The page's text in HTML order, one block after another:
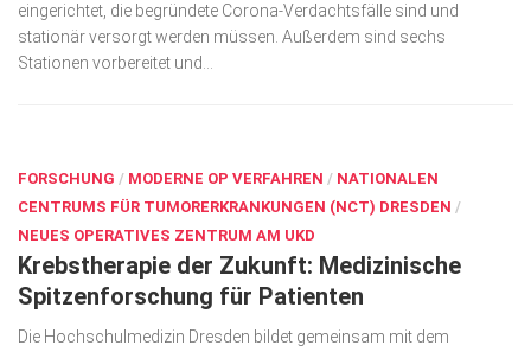
eingerichtet, die begründete Corona‐Verdachtsfälle sind und
stationär versorgt werden müssen. Außerdem sind sechs
Stationen vorbereitet und...
FORSCHUNG / MODERNE OP VERFAHREN / NATIONALEN
CENTRUMS FÜR TUMORERKRANKUNGEN (NCT) DRESDEN /
NEUES OPERATIVES ZENTRUM AM UKD
Krebstherapie der Zukunft: Medizinische
Spitzenforschung für Patienten
Die Hochschulmedizin Dresden bildet gemeinsam mit dem